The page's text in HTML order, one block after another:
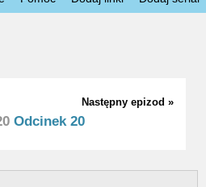
Następny epizod »
Odcinek 20